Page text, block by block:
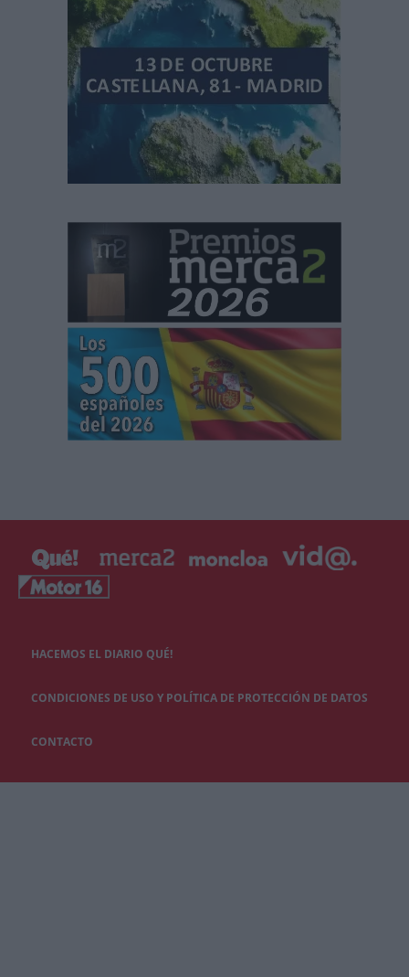
HACEMOS EL DIARIO QUÉ!
CONDICIONES DE USO Y POLÍTICA DE PROTECCIÓN DE DATOS
CONTACTO